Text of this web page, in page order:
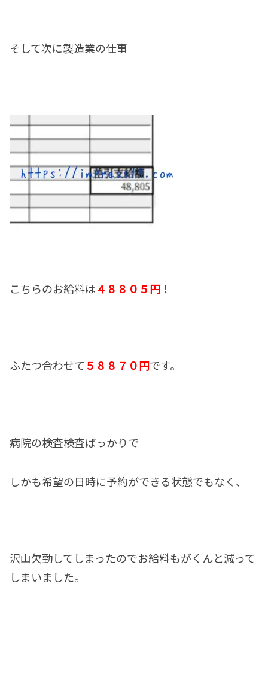
そして次に製造業の仕事
こちらのお給料は４８８０５円！
ふたつ合わせて ５８８７０円です。
病院の検査検査ばっかりで
しかも希望の日時に予約ができる状態でもなく、
沢山欠勤してしまったのでお給料もがくんと減って
しまいました。